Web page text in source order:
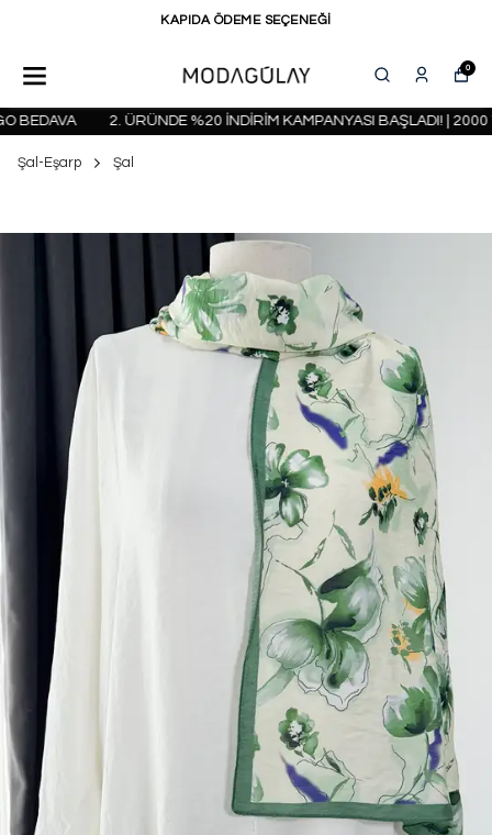
KAPIDA ÖDEME SEÇENEĞİ
0
2. ÜRÜNDE %20 İNDİRİM KAMPANYASI BAŞLADI! | 2000
Şal-Eşarp Şal